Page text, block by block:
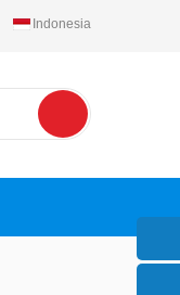
Indonesia